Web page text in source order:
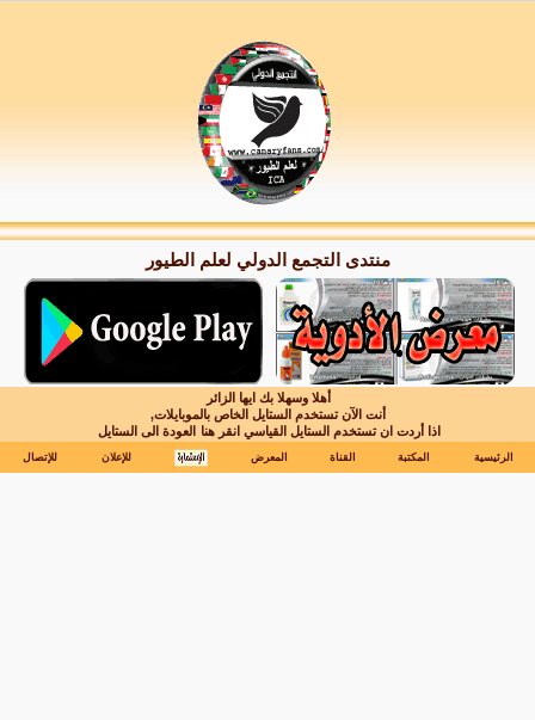
منتدى التجمع الدولي لعلم الطيور
أهلا وسهلا بك ايها الزائر
أنت الآن تستخدم الستايل الخاص بالموبايلات,
اذا أردت ان تستخدم الستايل القياسي انقر هنا العودة الى الستايل
الرئيسية المكتبة القناة المعرض للإعلان للإتصال